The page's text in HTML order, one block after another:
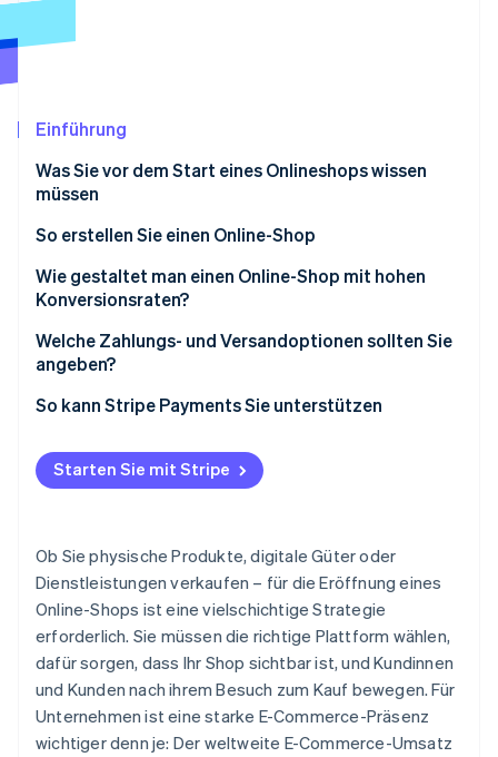
Betrugsprävention
Atlas
Online-Identitätsprüfung
Stripe-Sessions 2026
Jetzt ansehen
Einführung
Was Sie vor dem Start eines Onlineshops wissen
müssen
So erstellen Sie einen Online-Shop
1. Wählen Sie Ihre Plattform
3. Gestalten Sie Ihren Shop
4. Produkte hinzufügen
6. Ihre Website für SEO optimieren
8. Analyse und Tracking implementieren
Wie gestaltet man einen Online-Shop mit hohen
Konversionsraten?
Welche Zahlungs- und Versandoptionen sollten Sie
angeben?
Bezahloptionen
Versandoptionen
So kann Stripe Payments Sie unterstützen
Starten Sie mit Stripe
Ob Sie physische Produkte, digitale Güter oder
Dienstleistungen verkaufen – für die Eröffnung eines
Online-Shops ist eine vielschichtige Strategie
erforderlich. Sie müssen die richtige Plattform wählen,
dafür sorgen, dass Ihr Shop sichtbar ist, und Kundinnen
und Kunden nach ihrem Besuch zum Kauf bewegen. Für
Unternehmen ist eine starke E-Commerce-Präsenz
wichtiger denn je: Der weltweite E-Commerce-Umsatz